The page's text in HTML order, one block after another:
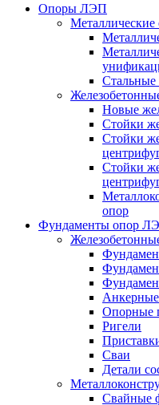
Опоры ЛЭП
Новые
Стойки
Стойки
Стойки
опор
Фундаменты опор
Опорные
Ригели
Сваи
Детали
Свайные